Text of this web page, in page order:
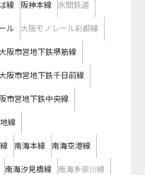
線 阪神本線 水間鉄道
ル 大阪モノレール彩都線
大阪市営地下鉄堺筋線
大阪市営地下鉄千日前線
市営地下鉄中央線
線
南海本線 南海空港線
南海汐見橋線 南海多奈川線